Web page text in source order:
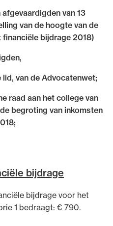
van 13
van de hoogte van de
bijdrage 2018)
van de Advocatenwet;
raad aan het college van
begroting van inkomsten
bijdrage
bijdrage voor het
1 bedraagt: € 790.
de Verordening op
de Regeling op de